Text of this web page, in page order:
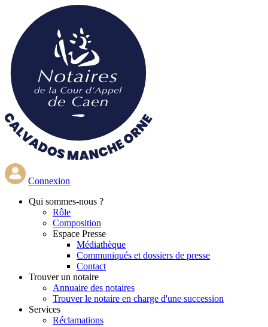
contenu
principal
Connexion
Qui sommes-nous ?
Rôle
Composition
Espace Presse
Médiathèque
Communiqués et dossiers de presse
Contact
Trouver un notaire
Annuaire des notaires
Trouver le notaire en charge d'une succession
Services
Réclamations